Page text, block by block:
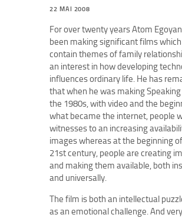
22 MAI 2008
For over twenty years Atom
been making significant films
contain themes of family
an interest in how developing
influences ordinary life. He has
that when he was making
the 1980s, with video and the
what became the internet, people
witnesses to an increasing
images whereas at the beginning
21st century, people are creating
and making them available, both
and universally.
The film is both an intellectual
as an emotional challenge. And very